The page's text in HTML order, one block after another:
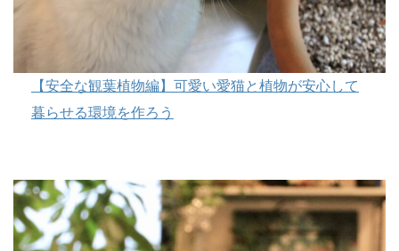
【安全な観葉植物編】可愛い愛猫と植物が安心して
暮らせる環境を作ろう